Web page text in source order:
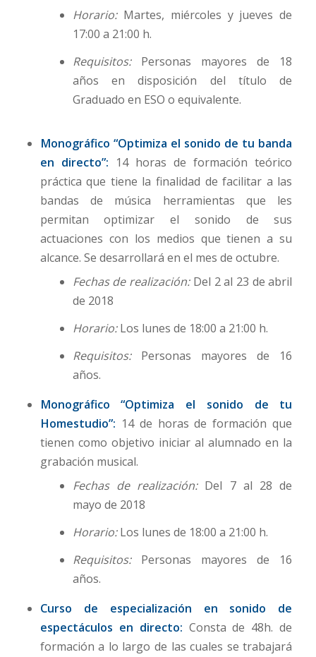
Horario:Martes, miércoles y jueves de
17:00 a 21:00 h.
Requisitos:Personas mayores de 18
años en disposición del título de
Graduado en ESO o equivalente.
Monográfico “Optimiza el sonido de tu banda
en directo”: 14 horas de formación teórico
práctica que tiene la finalidad de facilitar a las
bandas de música herramientas que les
permitan optimizar el sonido de sus
actuaciones con los medios que tienen a su
alcance. Se desarrollará en el mes de octubre.
Fechas de realización:Del 2 al 23 de abril
de 2018
Horario:Los lunes de 18:00 a 21:00 h.
Requisitos:Personas mayores de 16
años.
Monográfico “Optimiza el sonido de tu
Homestudio”: 14 de horas de formación que
tienen como objetivo iniciar al alumnado en la
grabación musical.
Fechas de realización:Del 7 al 28 de
mayo de 2018
Horario:Los lunes de 18:00 a 21:00 h.
Requisitos:Personas mayores de 16
años.
Curso de especialización en sonido de
espectáculos en directo: Consta de 48h. de
formación a lo largo de las cuales se trabajará